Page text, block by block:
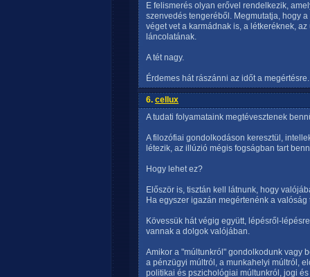
E felismerés olyan erővel rendelkezik,
szenvedés tengeréből. Megmutatja, hogy
véget vet a karmádnak is, a létkeréknek,
láncolatának.
A tét nagy.
Érdemes hát rászánni az időt a megértésre.
6. cellux
A tudati folyamataink megtévesztenek
A filozófiai gondolkodáson keresztül,
létezik, az illúzió mégis fogságban tart
Hogy lehet ez?
Először is, tisztán kell látnunk, hogy
Ha egyszer igazán megértenénk a
Kövessük hát végig együtt, lépésről-
vannak a dolgok valójában.
Amikor a "múltunkról" gondolkodunk vagy
a pénzügyi múltról, a munkahelyi múltról,
politikai és pszichológiai múltunkról, jogi